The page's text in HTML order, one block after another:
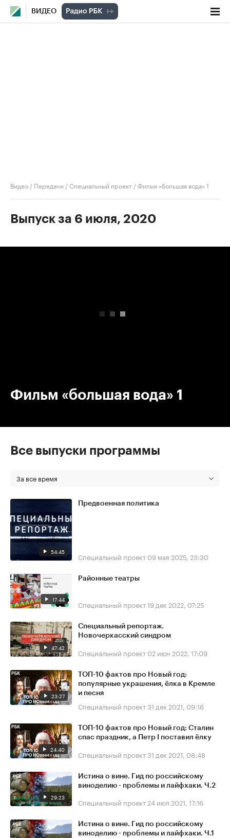
ВИДЕО
Видео / Передачи /Специальный проект /Фильм «большая вода» 1
Выпуск за 6 июля, 2020
Фильм «большая вода» 1
Все выпуски программы
За все время
54:45
Предвоенная политика
Специальный проект 09 мая 2025, 23:30
17:44
Районные театры
Специальный проект19 дек 2022, 07:25
47:42
Специальный репортаж.
Новочеркасский синдром
Специальный проект 02 июн 2022, 17:09
23:27
ТОП-10 фактов про Новый год:
популярные украшения, ёлка в Кремле
и песня
Специальный проект31 дек 2021, 09:16
24:40
ТОП-10 фактов про Новый год: Сталин
спас праздник, а Петр I поставил ёлку
Специальный проект31 дек 2021, 08:48
29:23
Истина о вине. Гид по российскому
виноделию - проблемы и лайфхаки. Ч.2
Специальный проект 24 июл 2021, 17:16
Истина о вине. Гид по российскому
виноделию - проблемы и лайфхаки. Ч.1